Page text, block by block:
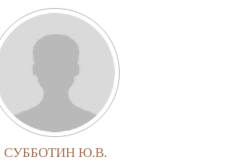
СУББОТИН Ю.В.